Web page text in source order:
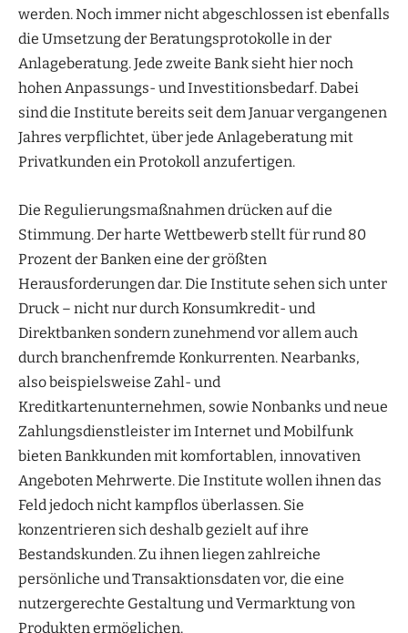
werden. Noch immer nicht abgeschlossen ist ebenfalls
die Umsetzung der Beratungsprotokolle in der
Anlageberatung. Jede zweite Bank sieht hier noch
hohen Anpassungs- und Investitionsbedarf. Dabei
sind die Institute bereits seit dem Januar vergangenen
Jahres verpflichtet, über jede Anlageberatung mit
Privatkunden ein Protokoll anzufertigen.
Die Regulierungsmaßnahmen drücken auf die
Stimmung. Der harte Wettbewerb stellt für rund 80
Prozent der Banken eine der größten
Herausforderungen dar. Die Institute sehen sich unter
Druck – nicht nur durch Konsumkredit- und
Direktbanken sondern zunehmend vor allem auch
durch branchenfremde Konkurrenten. Nearbanks,
also beispielsweise Zahl- und
Kreditkartenunternehmen, sowie Nonbanks und neue
Zahlungsdienstleister im Internet und Mobilfunk
bieten Bankkunden mit komfortablen, innovativen
Angeboten Mehrwerte. Die Institute wollen ihnen das
Feld jedoch nicht kampflos überlassen. Sie
konzentrieren sich deshalb gezielt auf ihre
Bestandskunden. Zu ihnen liegen zahlreiche
persönliche und Transaktionsdaten vor, die eine
nutzergerechte Gestaltung und Vermarktung von
Produkten ermöglichen.